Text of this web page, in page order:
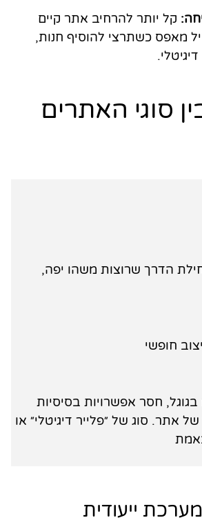
קל יותר להרחיב אתר קיים
מאפס כשתרצי להוסיף חנות,
סוגי האתרים
הדרך שרוצות משהו יפה,
חופשי
חסר אפשרויות בסיסיות
אתר. סוג של ״פלייר דיגיטלי״ או
ייעודית